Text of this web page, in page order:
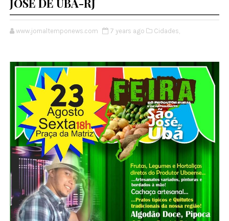
JOSÉ DE UBÁ-RJ
www.jornaltemponews.com 7 years ago Cidades,